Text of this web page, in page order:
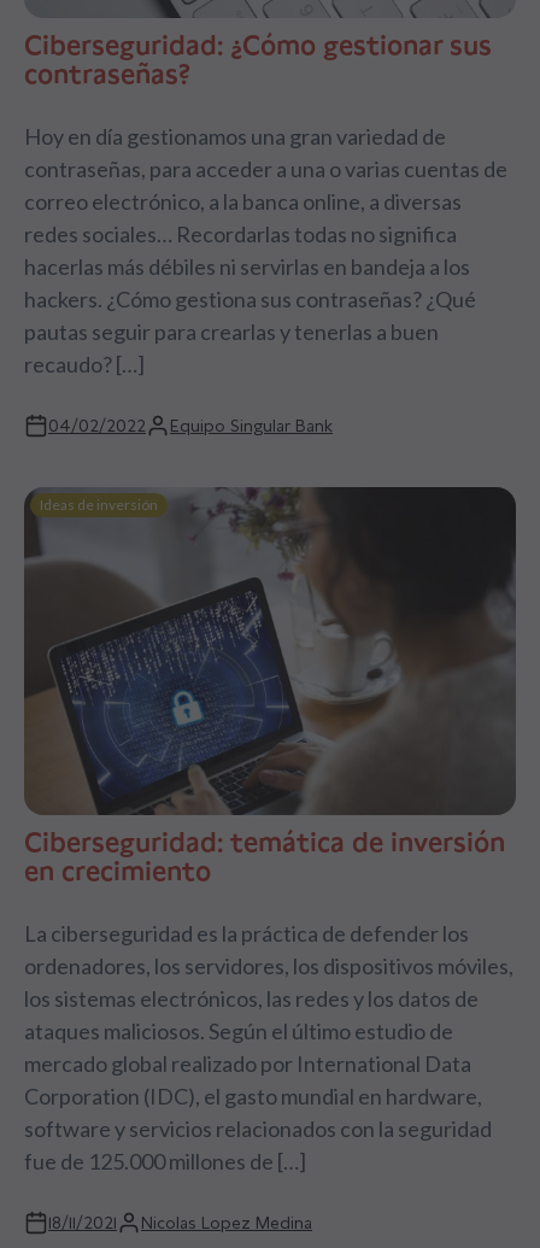
Ciberseguridad: ¿Cómo gestionar sus
contraseñas?
Hoy en día gestionamos una gran variedad de
contraseñas, para acceder a una o varias cuentas de
correo electrónico, a la banca online, a diversas
redes sociales… Recordarlas todas no significa
hacerlas más débiles ni servirlas en bandeja a los
hackers. ¿Cómo gestiona sus contraseñas? ¿Qué
pautas seguir para crearlas y tenerlas a buen
recaudo? […]
04/02/2022 Equipo Singular Bank
Ideas de inversión
Ciberseguridad: temática de inversión
en crecimiento
La ciberseguridad es la práctica de defender los
ordenadores, los servidores, los dispositivos móviles,
los sistemas electrónicos, las redes y los datos de
ataques maliciosos. Según el último estudio de
mercado global realizado por International Data
Corporation (IDC), el gasto mundial en hardware,
software y servicios relacionados con la seguridad
fue de 125.000 millones de […]
18/11/2021 Nicolas Lopez Medina